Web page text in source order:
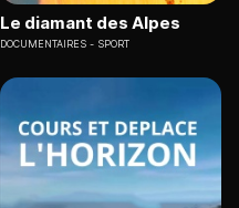
Le diamant des Alpes
DOCUMENTAIRES SPORT